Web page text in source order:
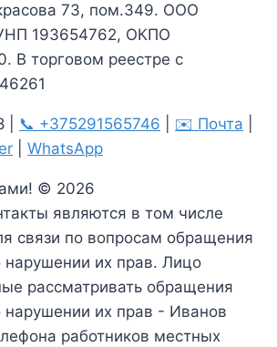
73, пом.349. ООО
193654762, ОКПО
В торговом реестре с
| 📞 +375291565746 ✉️ Почта
WhatsApp
© 2026
являются в том числе
связи по вопросам обращения
нарушении их прав. Лицо
рассматривать обращения
нарушении их прав - Иванов
работников местных